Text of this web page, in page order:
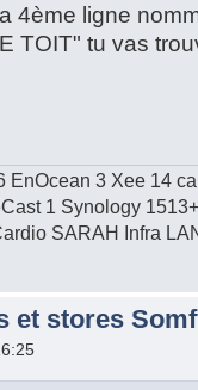
4ème ligne
TOIT" tu vas
EnOcean 3 Xee 14
1 Synology
SARAH Infra
et stores